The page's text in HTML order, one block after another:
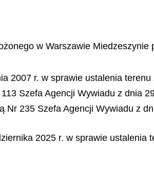
w Warszawie
2007 r. w sprawie ustalenia
Szefa Agencji Wywiadu z dnia
235 Szefa Agencji Wywiadu z
2025 r. w sprawie ustalenia